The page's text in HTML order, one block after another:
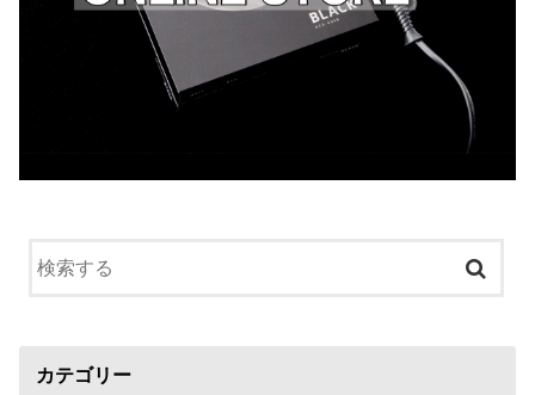
カテゴリー